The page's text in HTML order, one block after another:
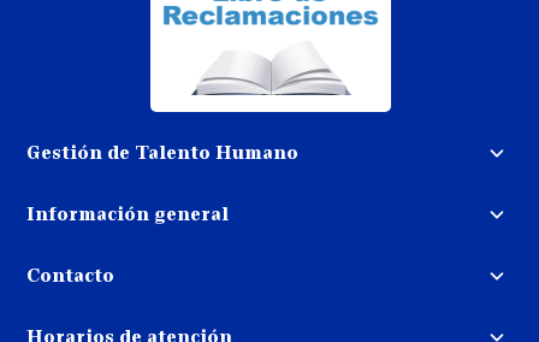
Gestión de Talento Humano
Trabaja con nosotros
Información general
dinero
Libro de reclamaciones
Contacto
Horarios de atención